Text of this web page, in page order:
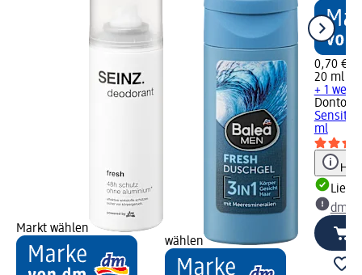
Markt wählen
wählen
0,70 €
20 ml
+ 1
ml
dm